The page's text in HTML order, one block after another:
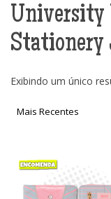
University
Stationery
Exibindo um único